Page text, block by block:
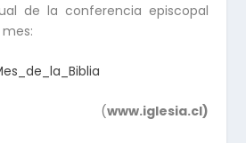
de la conferencia episcopal
(www.iglesia.cl)